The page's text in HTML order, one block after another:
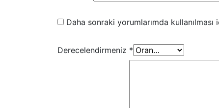
Daha sonraki yorumlarımda
Derecelendirmeniz *